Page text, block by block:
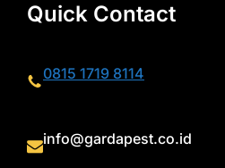
Quick Contact
0815 1719 8114
info@gardapest.co.id